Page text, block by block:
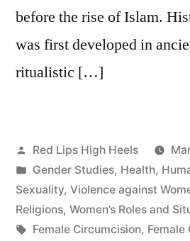
before the rise of Islam.
was first developed in
ritualistic […]
Posted
by
Red Lips High Heels
Posted
in
Gender Studies, Health,
Sexuality, Violence against
Religions, Women’s Roles and
Tags:
Female Circumcision,